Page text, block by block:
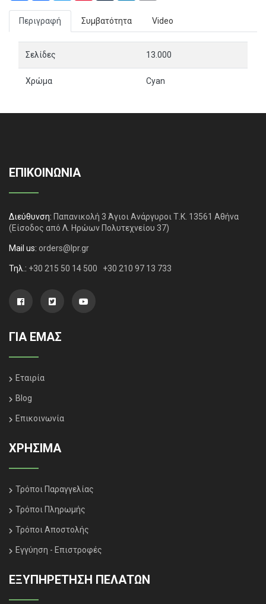
Περιγραφή Συμβατότητα Video
Σελίδες 13.000
Χρώμα Cyan
ΕΠΙΚΟΙΝΩΝΙΑ
Διεύθυνση: Παπανικολή 3 Άγιοι Ανάργυροι Τ.Κ. 13561 Αθήνα
(Είσοδος από Λ. Ηρώων Πολυτεχνείου 37)
Mail us: orders@lpr.gr
Τηλ.: +30 215 50 14 500 +30 210 97 13 733
ΓΙΑ ΕΜΑΣ
Εταιρία
Blog
Επικοινωνία
ΧΡΗΣΙΜΑ
Τρόποι Παραγγελίας
Τρόποι Πληρωμής
Τρόποι Αποστολής
Εγγύηση - Επιστροφές
ΕΞΥΠΗΡΈΤΗΣΗ ΠΕΛΑΤΏΝ